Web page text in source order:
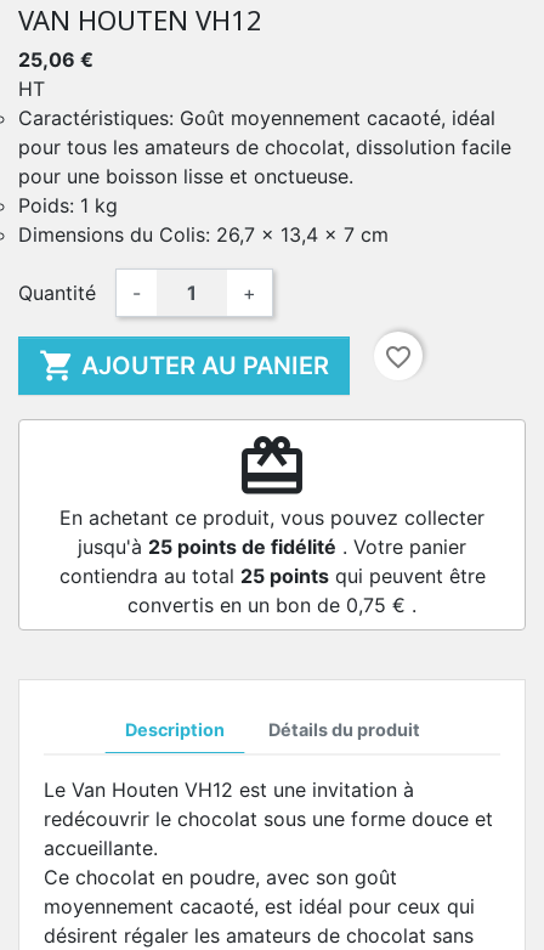
VAN HOUTEN VH12
25,06 €
HT
Caractéristiques: Goût moyennement cacaoté, idéal
pour tous les amateurs de chocolat, dissolution facile
pour une boisson lisse et onctueuse.
Poids: 1 kg
Dimensions du Colis: 26,7 x 13,4 x 7 cm
Quantité - +
 AJOUTER AU PANIER favorite_border
redeem
En achetant ce produit, vous pouvez collecter
jusqu'à 25 points de fidélité . Votre panier
contiendra au total 25pointsqui peuvent être
convertis en un bon de 0,75 € .
Description Détails du produit
Le Van Houten VH12 est une invitation à
redécouvrir le chocolat sous une forme douce et
accueillante.
Ce chocolat en poudre, avec son goût
moyennement cacaoté, est idéal pour ceux qui
désirent régaler les amateurs de chocolat sans